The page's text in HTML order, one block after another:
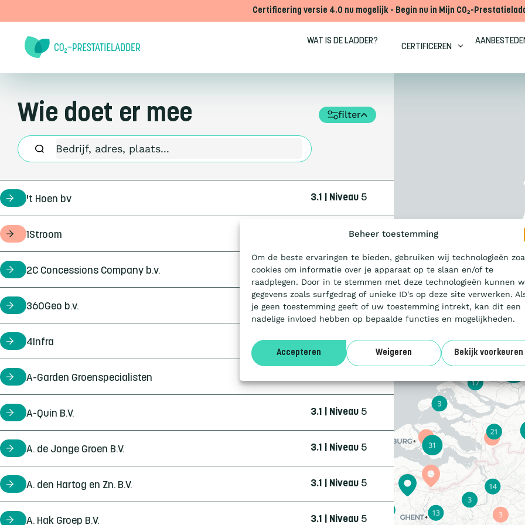
Beheer toestemming
Om de beste ervaringen te bieden, gebruiken wij technologieën
cookies om informatie over je apparaat op te slaan en/of te
raadplegen. Door in te stemmen met deze technologieën kunnen
gegevens zoals surfgedrag of unieke ID's op deze site verwerken.
je geen toestemming geeft of uw toestemming intrekt, kan dit een
nadelige invloed hebben op bepaalde functies en mogelijkheden.
Accepteren Weigeren Bekijk voorkeuren
Certificering versie 4.0 nu mogelijk - Begin nu in Mijn CO₂-
WAT IS DE LADDER?
CERTIFICEREN
Wie doet er mee filter
certificaathouder
't Hoen bv 3.1 | Niveau 5
opdrachtgever
1Stroom
certificaathouder
2C Concessions Company b.v. 3.1 | Niveau5
certificaathouder
360Geo b.v. 3.1 | Niveau3
certificaathouder
4Infra 4.0 | Trede3
certificaathouder
A-Garden Groenspecialisten
certificaathouder
A-Quin B.V. 3.1 | Niveau 5
certificaathouder
A. de Jonge Groen B.V. 3.1 | Niveau 5
certificaathouder
A. den Hartog en Zn. B.V. 3.1 | Niveau 5
certificaathouder
A. Hak Groep B.V. 3.1 | Niveau 5